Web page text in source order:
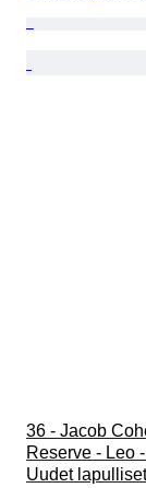
36 - Jacob
Reserve - Leo
Uudet lapulliset